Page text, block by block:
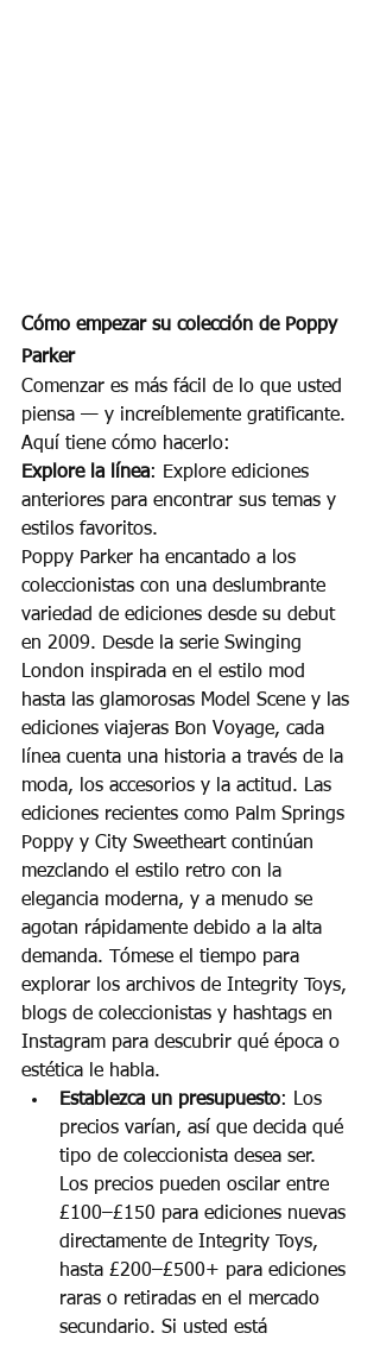
Cómo empezar su colección de Poppy
Parker
Comenzar es más fácil de lo que usted
piensa — y increíblemente gratificante.
Aquí tiene cómo hacerlo:
Explore la línea: Explore ediciones
anteriores para encontrar sus temas y
estilos favoritos.
Poppy Parker ha encantado a los
coleccionistas con una deslumbrante
variedad de ediciones desde su debut
en 2009. Desde la serie Swinging
London inspirada en el estilo mod
hasta las glamorosas Model Scene y las
ediciones viajeras Bon Voyage, cada
línea cuenta una historia a través de la
moda, los accesorios y la actitud. Las
ediciones recientes como Palm Springs
Poppy y City Sweetheart continúan
mezclando el estilo retro con la
elegancia moderna, y a menudo se
agotan rápidamente debido a la alta
demanda. Tómese el tiempo para
explorar los archivos de Integrity Toys,
blogs de coleccionistas y hashtags en
Instagram para descubrir qué época o
estética le habla.
Establezca un presupuesto: Los
precios varían, así que decida qué
tipo de coleccionista desea ser.
Los precios pueden oscilar entre
£100–£150 para ediciones nuevas
directamente de Integrity Toys,
hasta £200–£500+ para ediciones
raras o retiradas en el mercado
secundario. Si usted está